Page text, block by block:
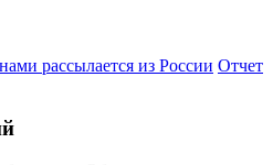
рассылается из России Отчет